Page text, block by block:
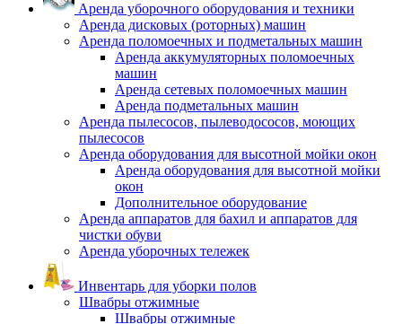
Аренда уборочного оборудования и техники
Аренда дисковых (роторных) машин
Аренда поломоечных и подметальных машин
Аренда аккумуляторных поломоечных
машин
Аренда сетевых поломоечных машин
Аренда подметальных машин
Аренда пылесосов, пылеводососов, моющих
пылесосов
Аренда оборудования для высотной мойки окон
Аренда оборудования для высотной мойки
окон
Дополнительное оборудование
Аренда аппаратов для бахил и аппаратов для
чистки обуви
Аренда уборочных тележек
Инвентарь для уборки полов
Швабры отжимные
Швабры отжимные